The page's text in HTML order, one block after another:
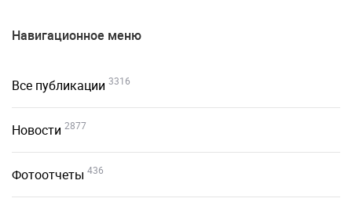
Навигационное меню
Все публикации 3316
Новости 2877
Фотоотчеты 436